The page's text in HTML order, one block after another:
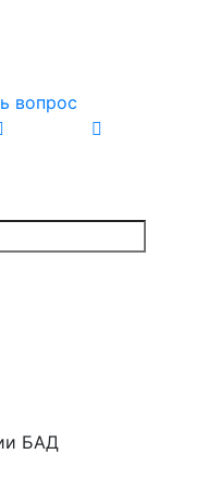
вопрос
БАД